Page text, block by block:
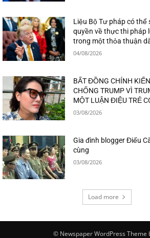
Liệu Bộ Tư pháp có thể
quyền về thực thi pháp
trong một thỏa thuận
04/08/2026
BẤT ĐỒNG CHÍNH
CHỐNG TRUMP VÌ
MỘT LUẬN ĐIỆU TRẺ
03/08/2026
Gia đình blogger Điếu
cùng
03/08/2026
Load more
© Newspaper WordPress Theme